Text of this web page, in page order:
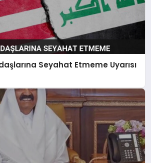
Seyahat Etmeme Uyarısı